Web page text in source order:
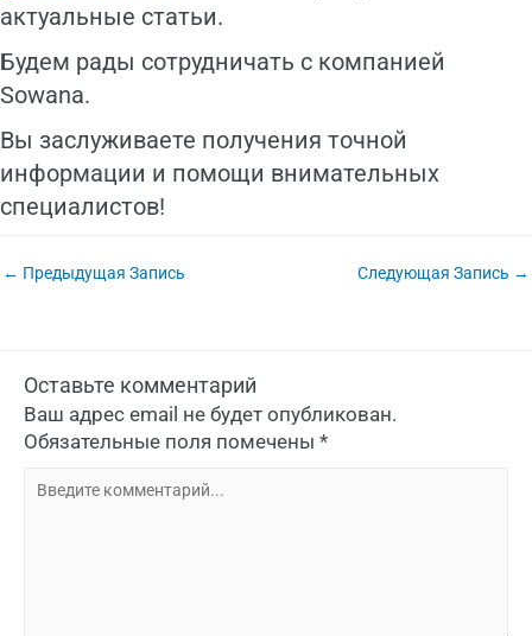
актуальные статьи.
Будем рады сотрудничать с компанией
Sowana.
Вы заслуживаете получения точной
информации и помощи внимательных
специалистов!
← Предыдущая Запись Следующая Запись →
Оставьте комментарий
Ваш адрес email не будет опубликован.
Обязательные поля помечены *